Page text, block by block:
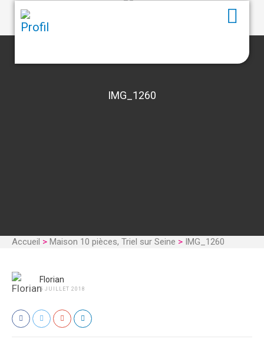
IMG_1260
Accueil > Maison 10 pièces, Triel sur Seine > IMG_1260
Florian
5 JUILLET 2018